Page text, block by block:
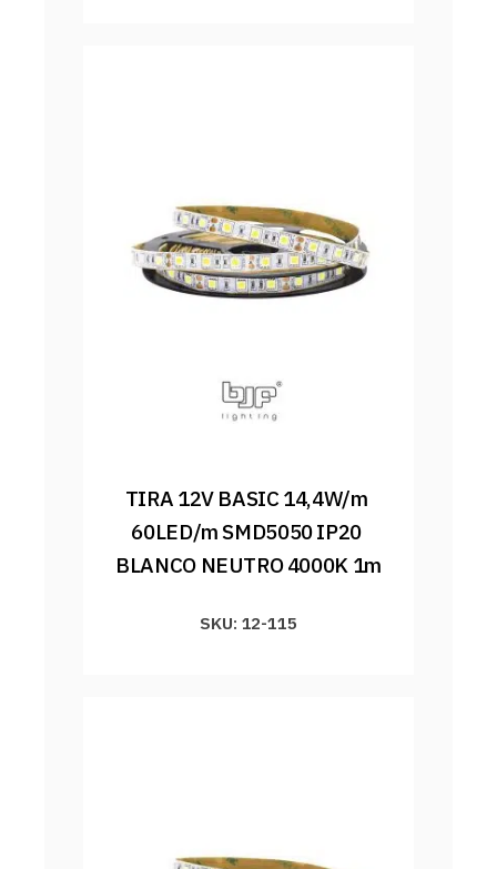
TIRA 12V BASIC 14,4W/m
60LED/m SMD5050 IP20
BLANCO NEUTRO 4000K 1m
SKU: 12-115